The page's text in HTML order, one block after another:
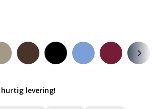
levering!